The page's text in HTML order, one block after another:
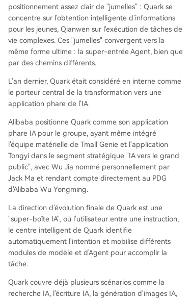
positionnement assez clair de "jumelles" : Quark se
concentre sur l'obtention intelligente d'informations
pour les jeunes, Qianwen sur l'exécution de tâches de
vie complexes. Ces "jumelles" convergent vers la
même forme ultime : la super-entrée Agent, bien que
par des chemins différents.
L'an dernier, Quark était considéré en interne comme
le porteur central de la transformation vers une
application phare de l'IA.
Alibaba positionne Quark comme son application
phare IA pour le groupe, ayant même intégré
l'équipe matérielle de Tmall Genie et l'application
Tongyi dans le segment stratégique "IA vers le grand
public", avec Wu Jia nommé personnellement par
Jack Ma et rendant compte directement au PDG
d'Alibaba Wu Yongming.
La direction d'évolution finale de Quark est une
"super-boîte IA", où l'utilisateur entre une instruction,
le centre intelligent de Quark identifie
automatiquement l'intention et mobilise différents
modules de modèle et d'Agent pour accomplir la
tâche.
Quark couvre déjà plusieurs scénarios comme la
recherche IA, l'écriture IA, la génération d'images IA,